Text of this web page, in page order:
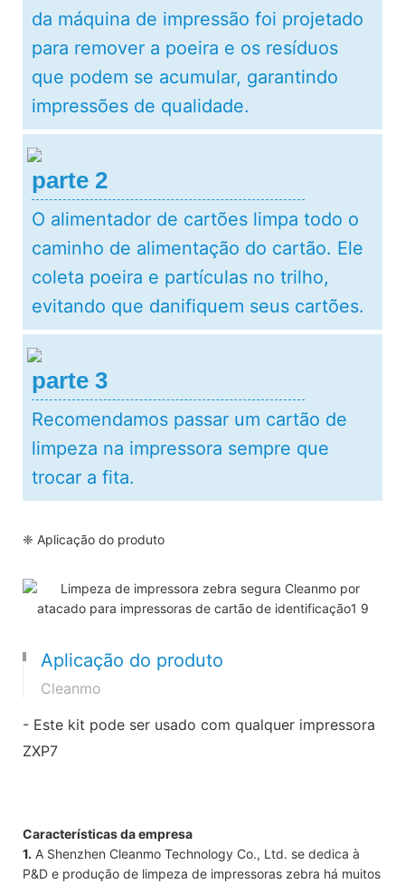
da máquina de impressão foi projetado
para remover a poeira e os resíduos
que podem se acumular, garantindo
impressões de qualidade.
parte 2
O alimentador de cartões limpa todo o
caminho de alimentação do cartão. Ele
coleta poeira e partículas no trilho,
evitando que danifiquem seus cartões.
parte 3
Recomendamos passar um cartão de
limpeza na impressora sempre que
trocar a fita.
❈ Aplicação do produto
Aplicação do produto
Cleanmo
- Este kit pode ser usado com qualquer impressora
ZXP7
Características da empresa
1. A Shenzhen Cleanmo Technology Co., Ltd. se dedica à
P&D e produção de limpeza de impressoras zebra há muitos